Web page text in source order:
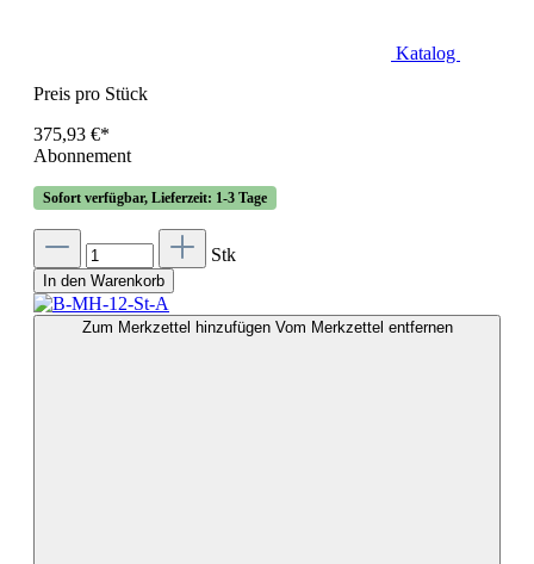
Katalog
Preis pro Stück
375,93 €*
Abonnement
Sofort verfügbar, Lieferzeit: 1-3 Tage
Stk
In den Warenkorb
Zum Merkzettel hinzufügen Vom Merkzettel entfernen